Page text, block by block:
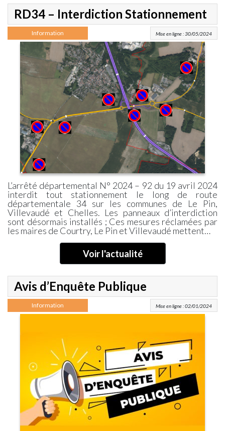
RD34 – Interdiction Stationnement
Information Mise en ligne : 30/05/2024
L’arrêté départemental N° 2024 – 92 du 19 avril 2024
interdit tout stationnement le long de route
départementale 34 sur les communes de Le Pin,
Villevaudé et Chelles. Les panneaux d’interdiction
sont désormais installés ; Ces mesures réclamées par
les maires de Courtry, Le Pin et Villevaudé mettent…
Voir l'actualité
Avis d’Enquête Publique
Information Mise en ligne : 02/01/2024